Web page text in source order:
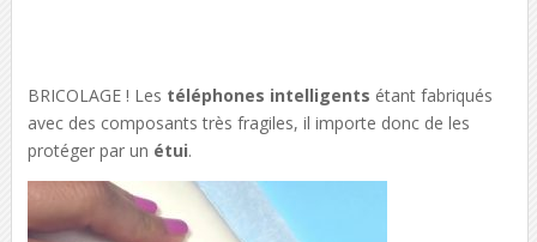
BRICOLAGE ! Les téléphones intelligents étant fabriqués
avec des composants très fragiles, il importe donc de les
protéger par un étui.